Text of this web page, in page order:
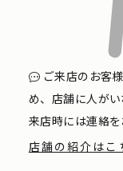
ご来店のお客
め、店舗に人が
来店時には連絡を
店舗の紹介はこ